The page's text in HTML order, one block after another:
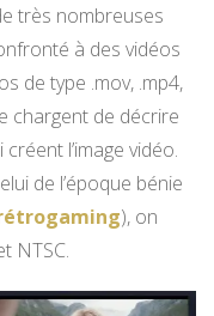
très nombreuses
à des vidéos
de type .mov, .mp4,
chargent de décrire
l’image vidéo.
de l’époque bénie
), on
NTSC.